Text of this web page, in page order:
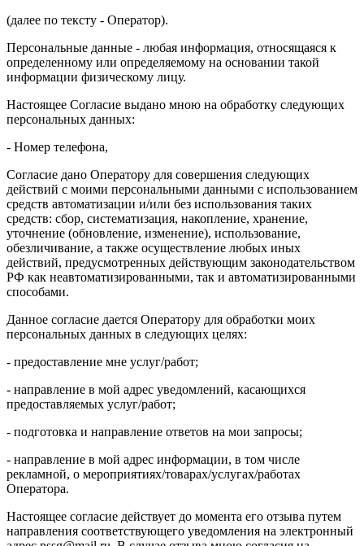
(далее по тексту - Оператор).
Персональные данные - любая информация, относящаяся к
определенному или определяемому на основании такой
информации физическому лицу.
Настоящее Согласие выдано мною на обработку следующих
персональных данных:
- Номер телефона,
Согласие дано Оператору для совершения следующих
действий с моими персональными данными с использованием
средств автоматизации и/или без использования таких
средств: сбор, систематизация, накопление, хранение,
уточнение (обновление, изменение), использование,
обезличивание, а также осуществление любых иных
действий, предусмотренных действующим законодательством
РФ как неавтоматизированными, так и автоматизированными
способами.
Данное согласие дается Оператору для обработки моих
персональных данных в следующих целях:
- предоставление мне услуг/работ;
- направление в мой адрес уведомлений, касающихся
предоставляемых услуг/работ;
- подготовка и направление ответов на мои запросы;
- направление в мой адрес информации, в том числе
рекламной, о мероприятиях/товарах/услугах/работах
Оператора.
Настоящее согласие действует до момента его отзыва путем
направления соответствующего уведомления на электронный